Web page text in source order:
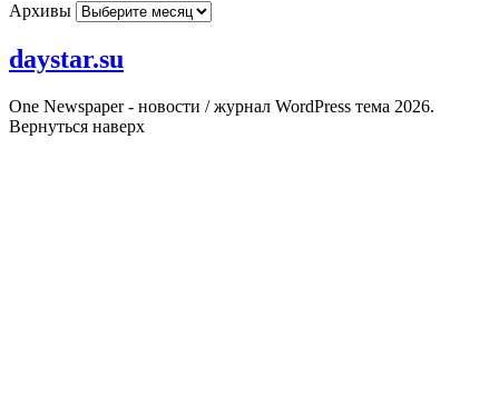
Архивы
daystar.su
One Newspaper - новости / журнал WordPress тема 2026.
Вернуться наверх